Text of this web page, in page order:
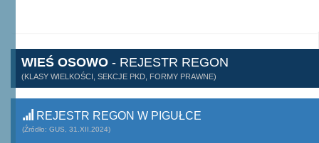
WIEŚ OSOWO - REJESTR REGON
(KLASY WIELKOŚCI, SEKCJE PKD, FORMY PRAWNE)
REJESTR REGON W PIGUŁCE
(Źródło: GUS, 31.XII.2024)